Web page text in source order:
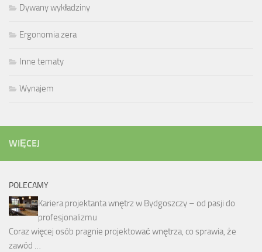
Dywany wykładziny
Ergonomia zera
Inne tematy
Wynajem
WIĘCEJ
POLECAMY
Kariera projektanta wnętrz w Bydgoszczy – od pasji do
profesjonalizmu
Coraz więcej osób pragnie projektować wnętrza, co sprawia, że
zawód …